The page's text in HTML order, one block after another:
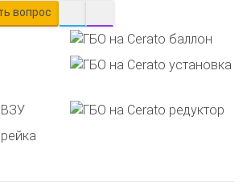
вопрос